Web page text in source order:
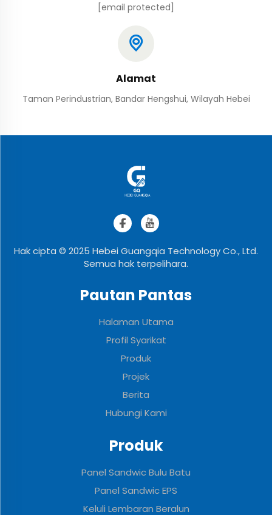
[email protected]
Alamat
Taman Perindustrian, Bandar Hengshui, Wilayah Hebei
Hak cipta © 2025 Hebei Guangqia Technology Co., Ltd.
Semua hak terpelihara.
Pautan Pantas
Halaman Utama
Profil Syarikat
Produk
Projek
Berita
Hubungi Kami
Produk
Panel Sandwic Bulu Batu
Panel Sandwic EPS
Keluli Lembaran Beralun